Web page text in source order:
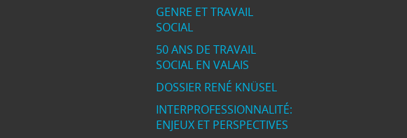
GENRE ET TRAVAIL
SOCIAL
50 ANS DE TRAVAIL
SOCIAL EN VALAIS
DOSSIER RENÉ KNÜSEL
INTERPROFESSIONNALITÉ:
ENJEUX ET PERSPECTIVES